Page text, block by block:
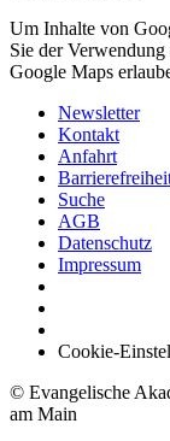
Um Inhalte von
Sie der Verwendung
Google Maps
Newsletter
Kontakt
Anfahrt
Suche
AGB
Datenschutz
Impressum
Cookie-
© Evangelische
am Main